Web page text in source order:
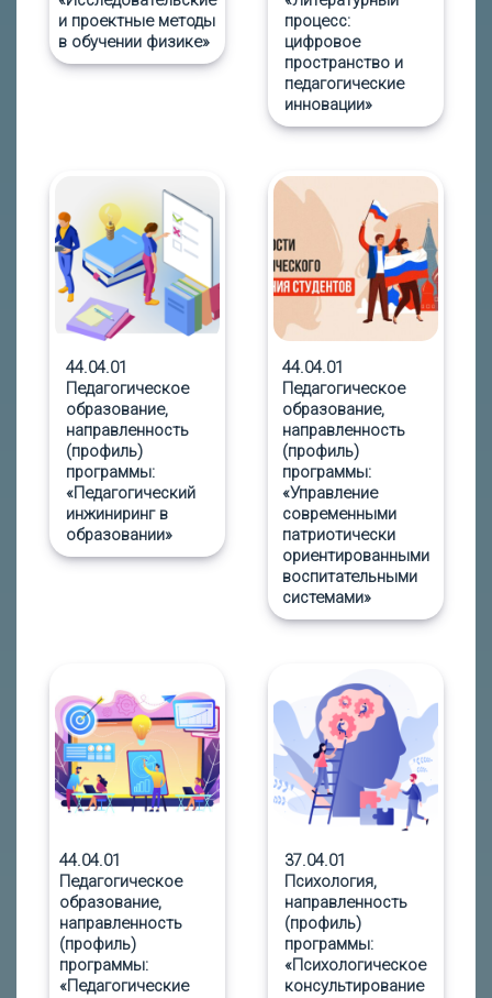
и проектные методы
в обучении физике»
процесс:
цифровое
пространство и
педагогические
инновации»
44.04.01
Педагогическое
образование,
направленность
(профиль)
программы:
«Педагогический
инжиниринг в
образовании»
44.04.01
Педагогическое
образование,
направленность
(профиль)
программы:
«Управление
современными
патриотически
ориентированными
воспитательными
системами»
44.04.01
Педагогическое
образование,
направленность
(профиль)
программы:
«Педагогические
37.04.01
Психология,
направленность
(профиль)
программы:
«Психологическое
консультирование